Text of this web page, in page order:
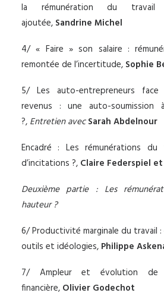
la rémunération du
ajoutée, Sandrine Michel
4/ « Faire » son salaire :
remontée de l’incertitude, Sophie
5/ Les auto-entrepreneurs
revenus : une auto-soumission
?, Entretien avecSarah Abdelnour
Encadré : Les rémunérations
d’incitations ?, Claire Federspiel
Deuxième partie : Les
hauteur ?
6/ Productivité marginale du travail
outils et idéologies, Philippe
7/ Ampleur et évolution de
financière, Olivier Godechot